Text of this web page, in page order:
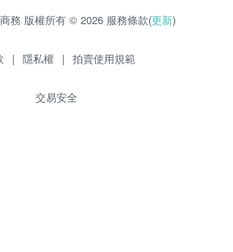
務 版權所有 © 2026 服務條款(更新)
| 隱私權 | 拍賣使用規範
交易安全